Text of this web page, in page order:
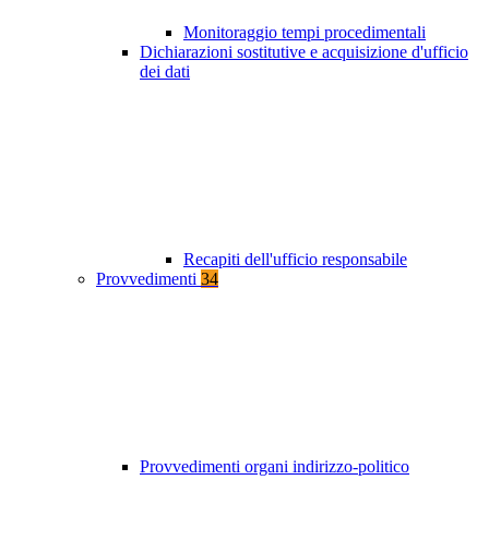
Monitoraggio tempi procedimentali
Dichiarazioni sostitutive e acquisizione d'ufficio
dei dati
Recapiti dell'ufficio responsabile
Provvedimenti 34
Provvedimenti organi indirizzo-politico